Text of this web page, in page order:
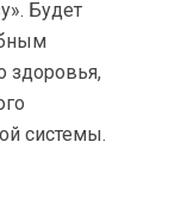
Будет
здоровья,
системы.